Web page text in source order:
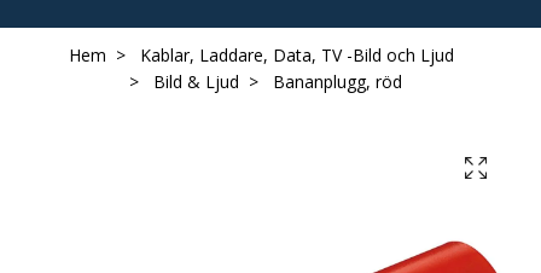
Hem
Kablar, Laddare, Data, TV -Bild och Ljud
Bild & Ljud
Bananplugg, röd